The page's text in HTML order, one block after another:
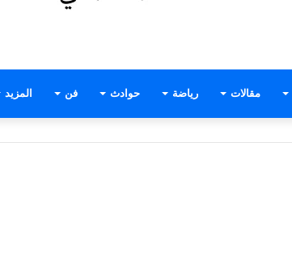
مقالات رياضة حوادث فن المزيد